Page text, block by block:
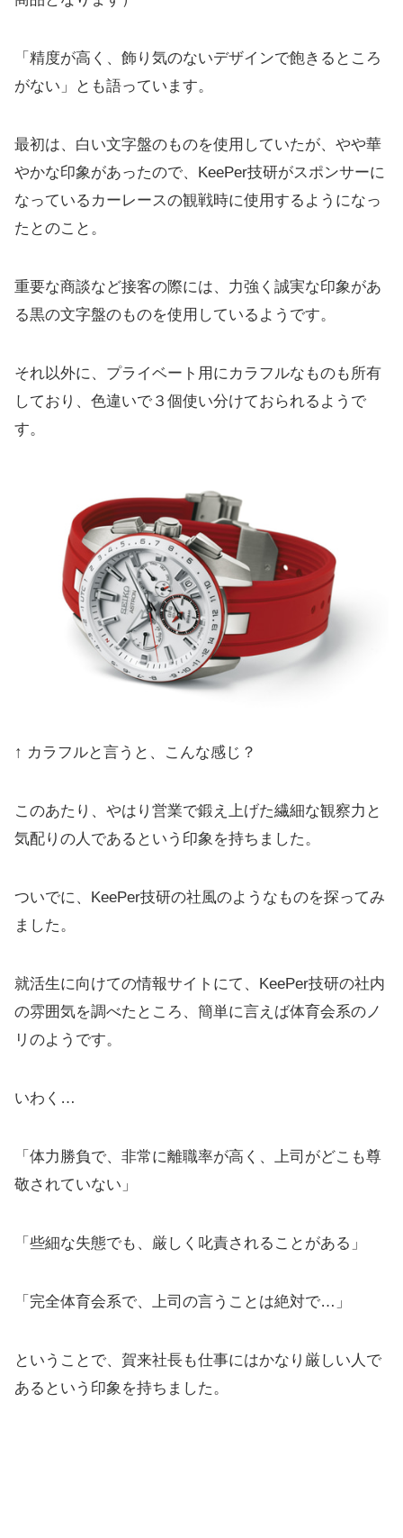
「精度が高く、飾り気のないデザインで飽きるところ
がない」とも語っています。
最初は、白い文字盤のものを使用していたが、やや華
やかな印象があったので、KeePer技研がスポンサーに
なっているカーレースの観戦時に使用するようになっ
たとのこと。
重要な商談など接客の際には、力強く誠実な印象があ
る黒の文字盤のものを使用しているようです。
それ以外に、プライベート用にカラフルなものも所有
しており、色違いで３個使い分けておられるようで
す。
↑ カラフルと言うと、こんな感じ？
このあたり、やはり営業で鍛え上げた繊細な観察力と
気配りの人であるという印象を持ちました。
ついでに、KeePer技研の社風のようなものを探ってみ
ました。
就活生に向けての情報サイトにて、KeePer技研の社内
の雰囲気を調べたところ、簡単に言えば体育会系のノ
リのようです。
いわく…
「体力勝負で、非常に離職率が高く、上司がどこも尊
敬されていない」
「些細な失態でも、厳しく叱責されることがある」
「完全体育会系で、上司の言うことは絶対で…」
ということで、賀来社長も仕事にはかなり厳しい人で
あるという印象を持ちました。